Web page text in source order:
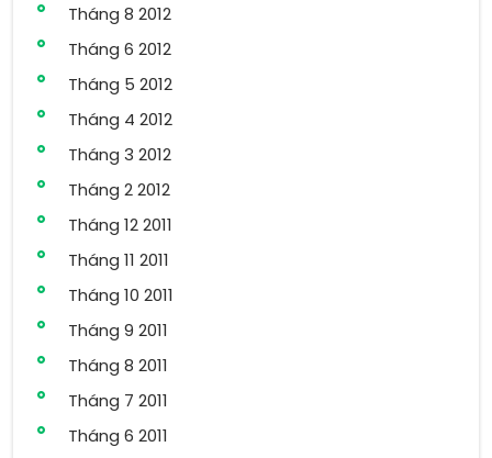
Tháng 8 2012
Tháng 6 2012
Tháng 5 2012
Tháng 4 2012
Tháng 3 2012
Tháng 2 2012
Tháng 12 2011
Tháng 11 2011
Tháng 10 2011
Tháng 9 2011
Tháng 8 2011
Tháng 7 2011
Tháng 6 2011